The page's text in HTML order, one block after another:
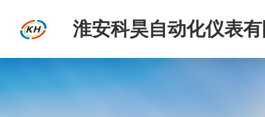
淮安科昊自动化仪表